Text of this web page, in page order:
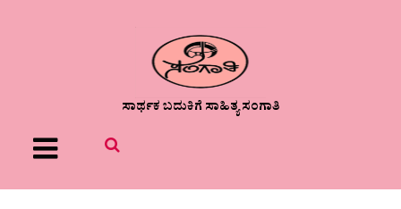
ಸಾರ್ಥಕ ಬದುಕಿಗೆ ಸಾಹಿತ್ಯ ಸಂಗಾತಿ
Menu